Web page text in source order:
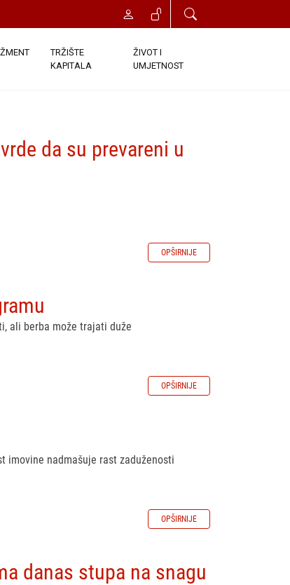
TRŽIŠTE
KAPITALA
ŽIVOT I
UMJETNOST
da su prevareni u
OPŠIRNIJE
ali berba može trajati duže
OPŠIRNIJE
imovine nadmašuje rast zaduženosti
OPŠIRNIJE
danas stupa na snagu